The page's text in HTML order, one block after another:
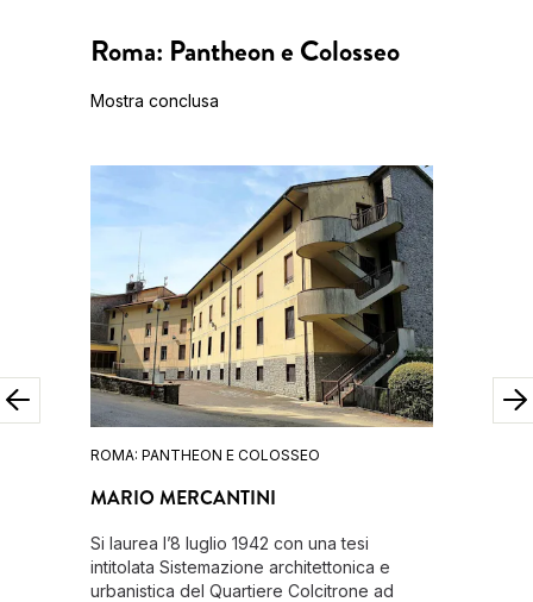
Roma: Pantheon e Colosseo
Mostra conclusa
ROMA: PANTHEON E COLOSSEO
MARIO MERCANTINI
Si laurea l’8 luglio 1942 con una tesi
intitolata Sistemazione architettonica e
urbanistica del Quartiere Colcitrone ad